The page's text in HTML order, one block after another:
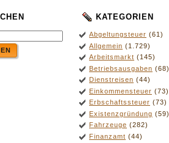
KATEGORIEN
Abgeltungsteuer (61)
Allgemein (1.729)
Arbeitsmarkt (145)
Betriebsausgaben (68)
Dienstreisen (44)
Einkommensteuer (73)
Erbschaftssteuer (73)
Existenzgründung (59)
Fahrzeuge (282)
Finanzamt (44)